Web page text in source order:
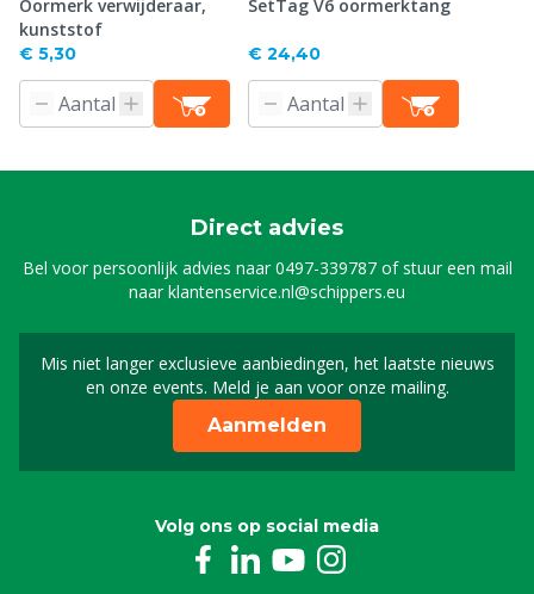
Oormerk verwijderaar,
kunststof
€ 5,30
SetTag V6 oormerktang
€ 24,40
Direct advies
Bel voor persoonlijk advies naar0497-339787of stuur een mail
naarklantenservice.nl@schippers.eu
Mis niet langer exclusieve aanbiedingen, het laatste nieuws
en onze events. Meld je aan voor onze mailing.
Schrijf je in voor onze
Aanmelden
Volg ons op social media